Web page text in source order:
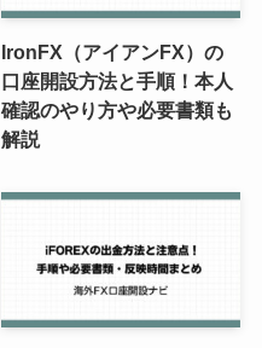
IronFX（アイアンFX）の
口座開設方法と手順！本人
確認のやり方や必要書類も
解説